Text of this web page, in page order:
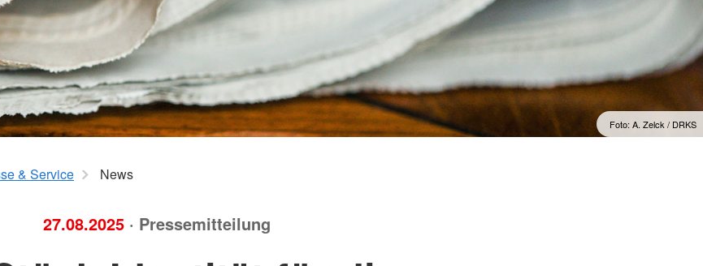
Seniorengymnastik
Yoga 50plus
Mitte
Wirbelsäulengymnastik mit dem
Sprachkurse
Englisch im Alltag
Englisch im Beruf
Spanisch für den Urlaub
Foto: A. Zelck / DRKS
& Service News
27.08.2025 · Pressemitteilung